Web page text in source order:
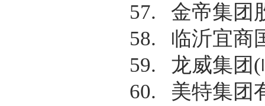
57.
金帝集团
58.
临沂宜商
59.
龙威集团(
60.
美特集团